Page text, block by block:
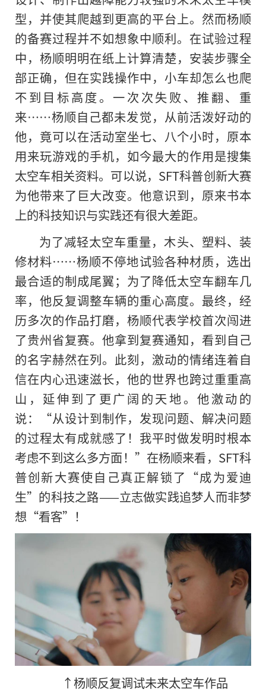
型，并使其爬越到更高的平台上。然而杨顺
的备赛过程并不如想象中顺利。在试验过程
中，杨顺明明在纸上计算清楚，安装步骤全
部正确，但在实践操作中，小车却怎么也爬
不到目标高度。一次次失败、推翻、重
来……杨顺自己都未发觉，从前活泼好动的
他，竟可以在活动室坐七、八个小时，原本
用来玩游戏的手机，如今最大的作用是搜集
太空车相关资料。可以说，SFT科普创新大赛
为他带来了巨大改变。他意识到，原来书本
上的科技知识与实践还有很大差距。
为了减轻太空车重量，木头、塑料、装
修材料……杨顺不停地试验各种材质，选出
最合适的制成尾翼；为了降低太空车翻车几
率，他反复调整车辆的重心高度。最终，经
历多次的作品打磨，杨顺代表学校首次闯进
了贵州省复赛。他拿到复赛通知，看到自己
的名字赫然在列。此刻，激动的情绪连着自
信在内心迅速滋长，他的世界也跨过重重高
山，延伸到了更广阔的天地。他激动的
说：“从设计到制作，发现问题、解决问题
的过程太有成就感了！我平时做发明时根本
考虑不到这么多方面！”在杨顺来看，SFT科
普创新大赛使自己真正解锁了“成为爱迪
生”的科技之路——立志做实践追梦人而非梦
想“看客”！
↑杨顺反复调试未来太空车作品